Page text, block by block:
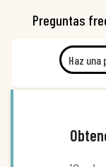
Preguntas
Haz